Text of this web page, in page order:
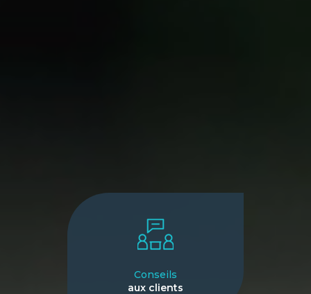
Conseils
aux clients